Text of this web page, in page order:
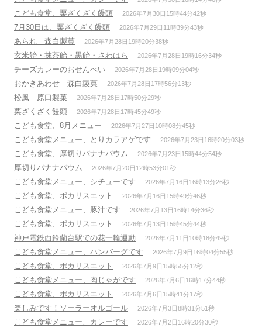
こども食堂、栗ざくざく饅頭 2026年7月30日15時44分42秒
7月30日は、栗ざくざく饅頭 2026年7月29日11時39分43秒
あられ 森白製菓 2026年7月28日19時20分38秒
玄米飴・抹茶飴・黒飴・さわはら 2026年7月28日19時16分34秒
チーズカレーのおせんべい 2026年7月28日19時09分04秒
おかきあわせ 森白製菓 2026年7月28日17時56分13秒
松風 原口製菓 2026年7月28日17時50分29秒
栗ざくざく饅頭 2026年7月28日17時45分49秒
こども食堂、8月メニュー 2026年7月27日10時08分45秒
こども食堂メニュー、とりカラアゲです 2026年7月23日16時20分03秒
こども食堂、厚切りバナナバウム 2026年7月23日15時44分54秒
厚切りバナナバウム 2026年7月20日12時53分01秒
こども食堂メニュー、シチューです 2026年7月16日16時13分26秒
こども食堂、ポカリスエット 2026年7月16日15時49分46秒
こども食堂メニュー、豚汁です 2026年7月13日16時14分36秒
こども食堂、ポカリスエット 2026年7月13日15時45分44秒
神戸電鉄西鈴蘭台駅での花一輪運動 2026年7月11日10時18分49秒
こども食堂メニュー、ハンバーグです 2026年7月9日16時04分55秒
こども食堂、ポカリスエット 2026年7月9日15時55分12秒
こども食堂メニュー、肉じゃがです 2026年7月6日16時17分44秒
こども食堂、ポカリスエット 2026年7月6日15時41分17秒
楽しみです！ソーラーオルゴール 2026年7月3日8時31分51秒
こども食堂メニュー、カレーです 2026年7月2日16時20分30秒